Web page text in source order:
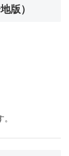
版）